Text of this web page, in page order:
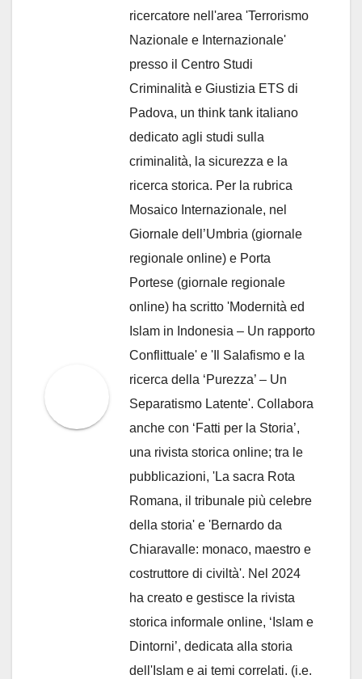
ricercatore nell'area 'Terrorismo
Nazionale e Internazionale'
presso il Centro Studi
Criminalità e Giustizia ETS di
Padova, un think tank italiano
dedicato agli studi sulla
criminalità, la sicurezza e la
ricerca storica. Per la rubrica
Mosaico Internazionale, nel
Giornale dell’Umbria (giornale
regionale online) e Porta
Portese (giornale regionale
online) ha scritto 'Modernità ed
Islam in Indonesia – Un rapporto
Conflittuale' e 'Il Salafismo e la
ricerca della ‘Purezza’ – Un
Separatismo Latente'. Collabora
anche con ‘Fatti per la Storia’,
una rivista storica online; tra le
pubblicazioni, 'La sacra Rota
Romana, il tribunale più celebre
della storia' e 'Bernardo da
Chiaravalle: monaco, maestro e
costruttore di civiltà'. Nel 2024
ha creato e gestisce la rivista
storica informale online, ‘Islam e
Dintorni’, dedicata alla storia
dell'Islam e ai temi correlati. (i.e.